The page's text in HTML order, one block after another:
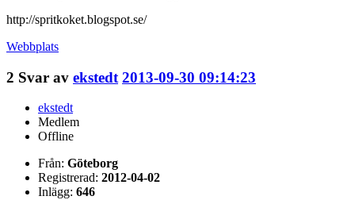
http://spritkoket.blogspot.se/
Webbplats
2 Svar av ekstedt 2013-09-30 09:14:23
ekstedt
Medlem
Offline
Från: Göteborg
Registrerad: 2012-04-02
Inlägg: 646